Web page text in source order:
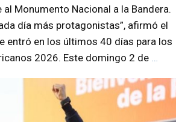
Monumento Nacional a la Bandera.
día más protagonistas”, afirmó el
entró en los últimos 40 días para los
2026. Este domingo 2 de …